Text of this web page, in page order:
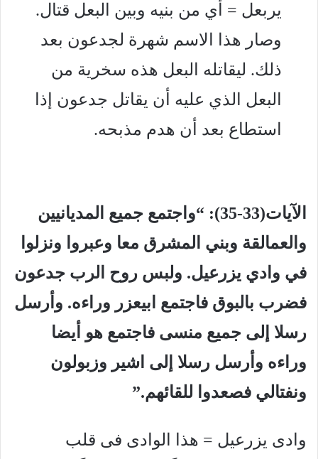
يربعل = أي من بنيه وبين البعل قتال.
وصار هذا الاسم شهرة لجدعون بعد
ذلك. ليقاتله البعل هذه سخرية من
البعل الذي عليه أن يقاتل جدعون إذا
استطاع بعد أن هدم مذبحه.
الآيات(33-35): “واجتمع جميع المديانيين
والعمالقة وبني المشرق معا وعبروا ونزلوا
في وادي يزرعيل. ولبس روح الرب جدعون
فضرب بالبوق فاجتمع ابيعزر وراءه. وأرسل
رسلا إلى جميع منسى فاجتمع هو أيضا
وراءه وأرسل رسلا إلى اشير وزبولون
ونفتالي فصعدوا للقائهم.”
وادى يزرعيل = هذا الوادى فى قلب